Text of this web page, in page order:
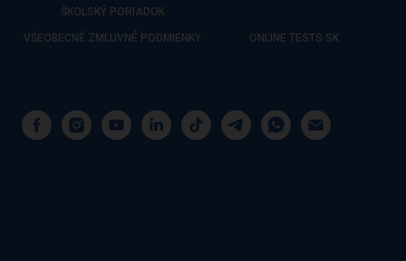
ŠKOLSKÝ PORIADOK
VŠEOBECNÉ ZMLUVNÉ PODMIENKY ONLINE TESTS SK